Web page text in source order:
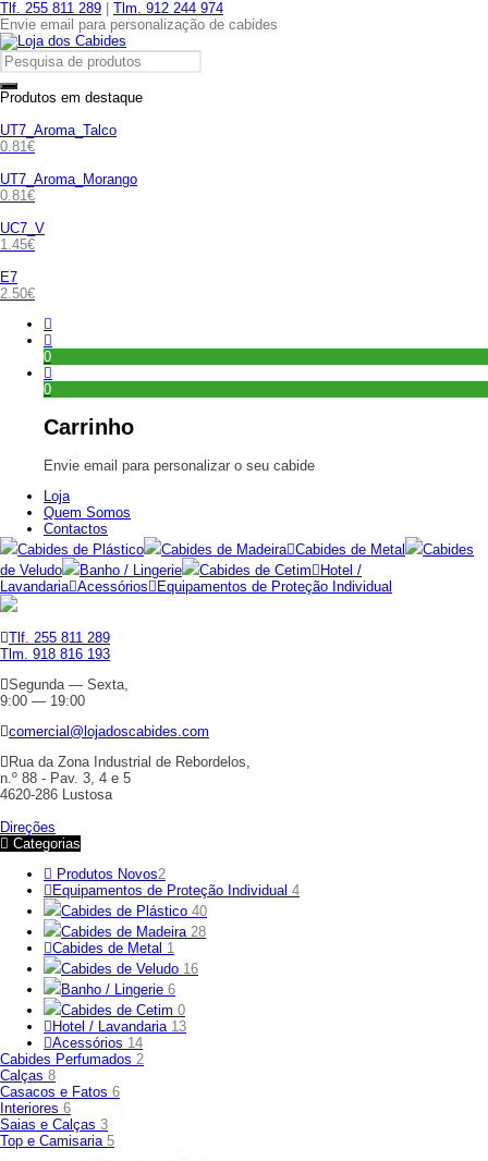
Tlf. 255 811 289
Tlm. 912 244 974
Envie email para personalização de cabides
Produtos em destaque
UT7_Aroma_Talco
0.81€
UT7_Aroma_Morango
0.81€
UC7_V
1.45€
E7
2.50€
0
0
Carrinho
Envie email para personalizar o seu cabide
Loja
Quem Somos
Contactos
Cabides de Plástico
Cabides de Madeira Cabides de Metal
Cabides
de Veludo
Banho / Lingerie Cabides de Cetim
Hotel /
Lavandaria Acessórios Equipamentos de Proteção Individual
Tlf. 255 811 289
Tlm. 918 816 193
Segunda — Sexta,
9:00 — 19:00
comercial@lojadoscabides.com
Rua da Zona Industrial de Rebordelos,
n.º 88 - Pav. 3, 4 e 5
4620-286 Lustosa
Direções
Categorias
Produtos Novos2
Equipamentos de Proteção Individual 4
Cabides de Plástico 40
Cabides de Madeira 28
Cabides de Metal 1
Cabides de Veludo 16
Banho / Lingerie 6
Cabides de Cetim 0
Hotel / Lavandaria 13
Acessórios 14
Cabides Perfumados 2
Calças 8
Casacos e Fatos 6
Interiores 6
Saias e Calças 3
Top e Camisaria 5